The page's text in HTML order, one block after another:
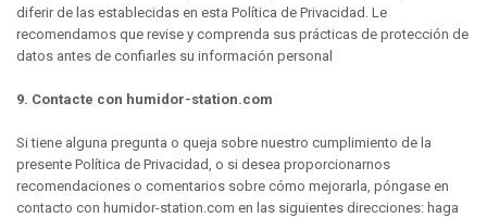
diferir de las establecidas en esta Política de Privacidad. Le
recomendamos que revise y comprenda sus prácticas de protección de
datos antes de confiarles su información personal
9. Contacte con humidor-station.com
Si tiene alguna pregunta o queja sobre nuestro cumplimiento de la
presente Política de Privacidad, o si desea proporcionarnos
recomendaciones o comentarios sobre cómo mejorarla, póngase en
contacto con humidor-station.com en las siguientes direcciones: haga